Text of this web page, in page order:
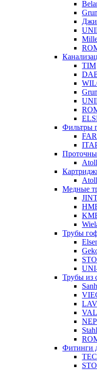
TIM
Фильтры
FAR
Atoll
Atoll
Медные
Трубы
Трубы из
Фитинги